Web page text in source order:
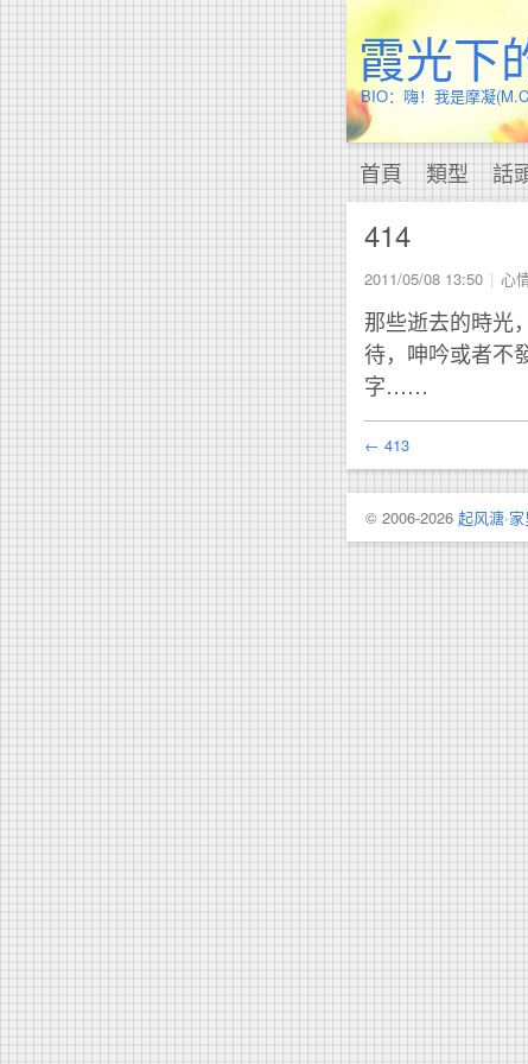
霞光下
BIO：嗨！我是摩凝
首頁 類型 話
414
2011/05/08 13:50 心
那些逝去的時光
待，呻吟或者不
字……
← 413
© 2006-2026 起风溏·